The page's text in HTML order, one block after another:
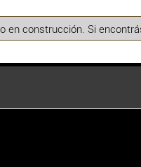
en construcción. Si